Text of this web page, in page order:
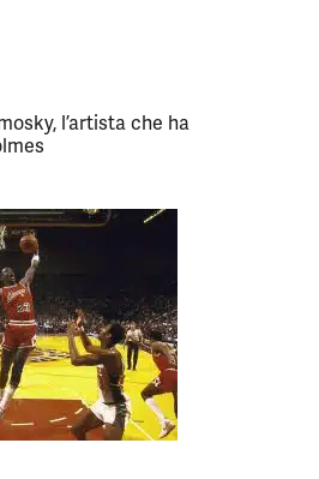
l’artista che ha